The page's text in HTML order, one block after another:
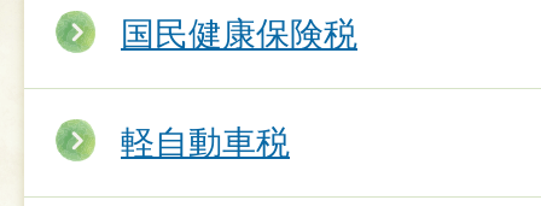
国民健康保険税
軽自動車税